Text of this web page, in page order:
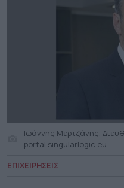
Ιωάννης Μερτζάνης,
portal.singularlogic.eu
ΕΠΙΧΕΙΡΗΣΕΙΣ